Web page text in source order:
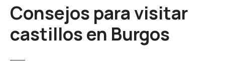
Consejos para visitar
castillos en Burgos